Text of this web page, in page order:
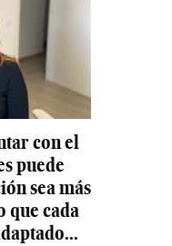
con el
puede
sea más
que cada